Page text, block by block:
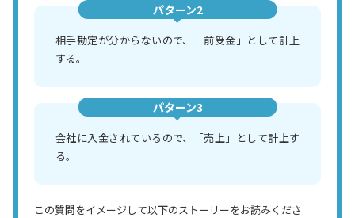
パターン2
相手勘定が分からないので、「前受金」として計上
する。
パターン3
会社に入金されているので、「売上」として計上す
る。
この質問をイメージして以下のストーリーをお読みくださ